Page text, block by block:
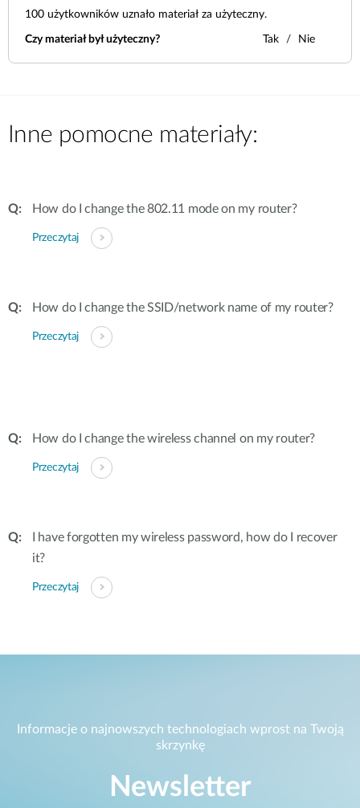
100 użytkowników uznało materiał za użyteczny.
Czy materiał był użyteczny? Tak Nie
Inne pomocne materiały:
How do I change the 802.11 mode on my router?
Przeczytaj
How do I change the SSID/network name of my router?
Przeczytaj
How do I change the wireless channel on my router?
Przeczytaj
I have forgotten my wireless password, how do I recover
it?
Przeczytaj
Informacje o najnowszych technologiach wprost na Twoją
skrzynkę
Newsletter